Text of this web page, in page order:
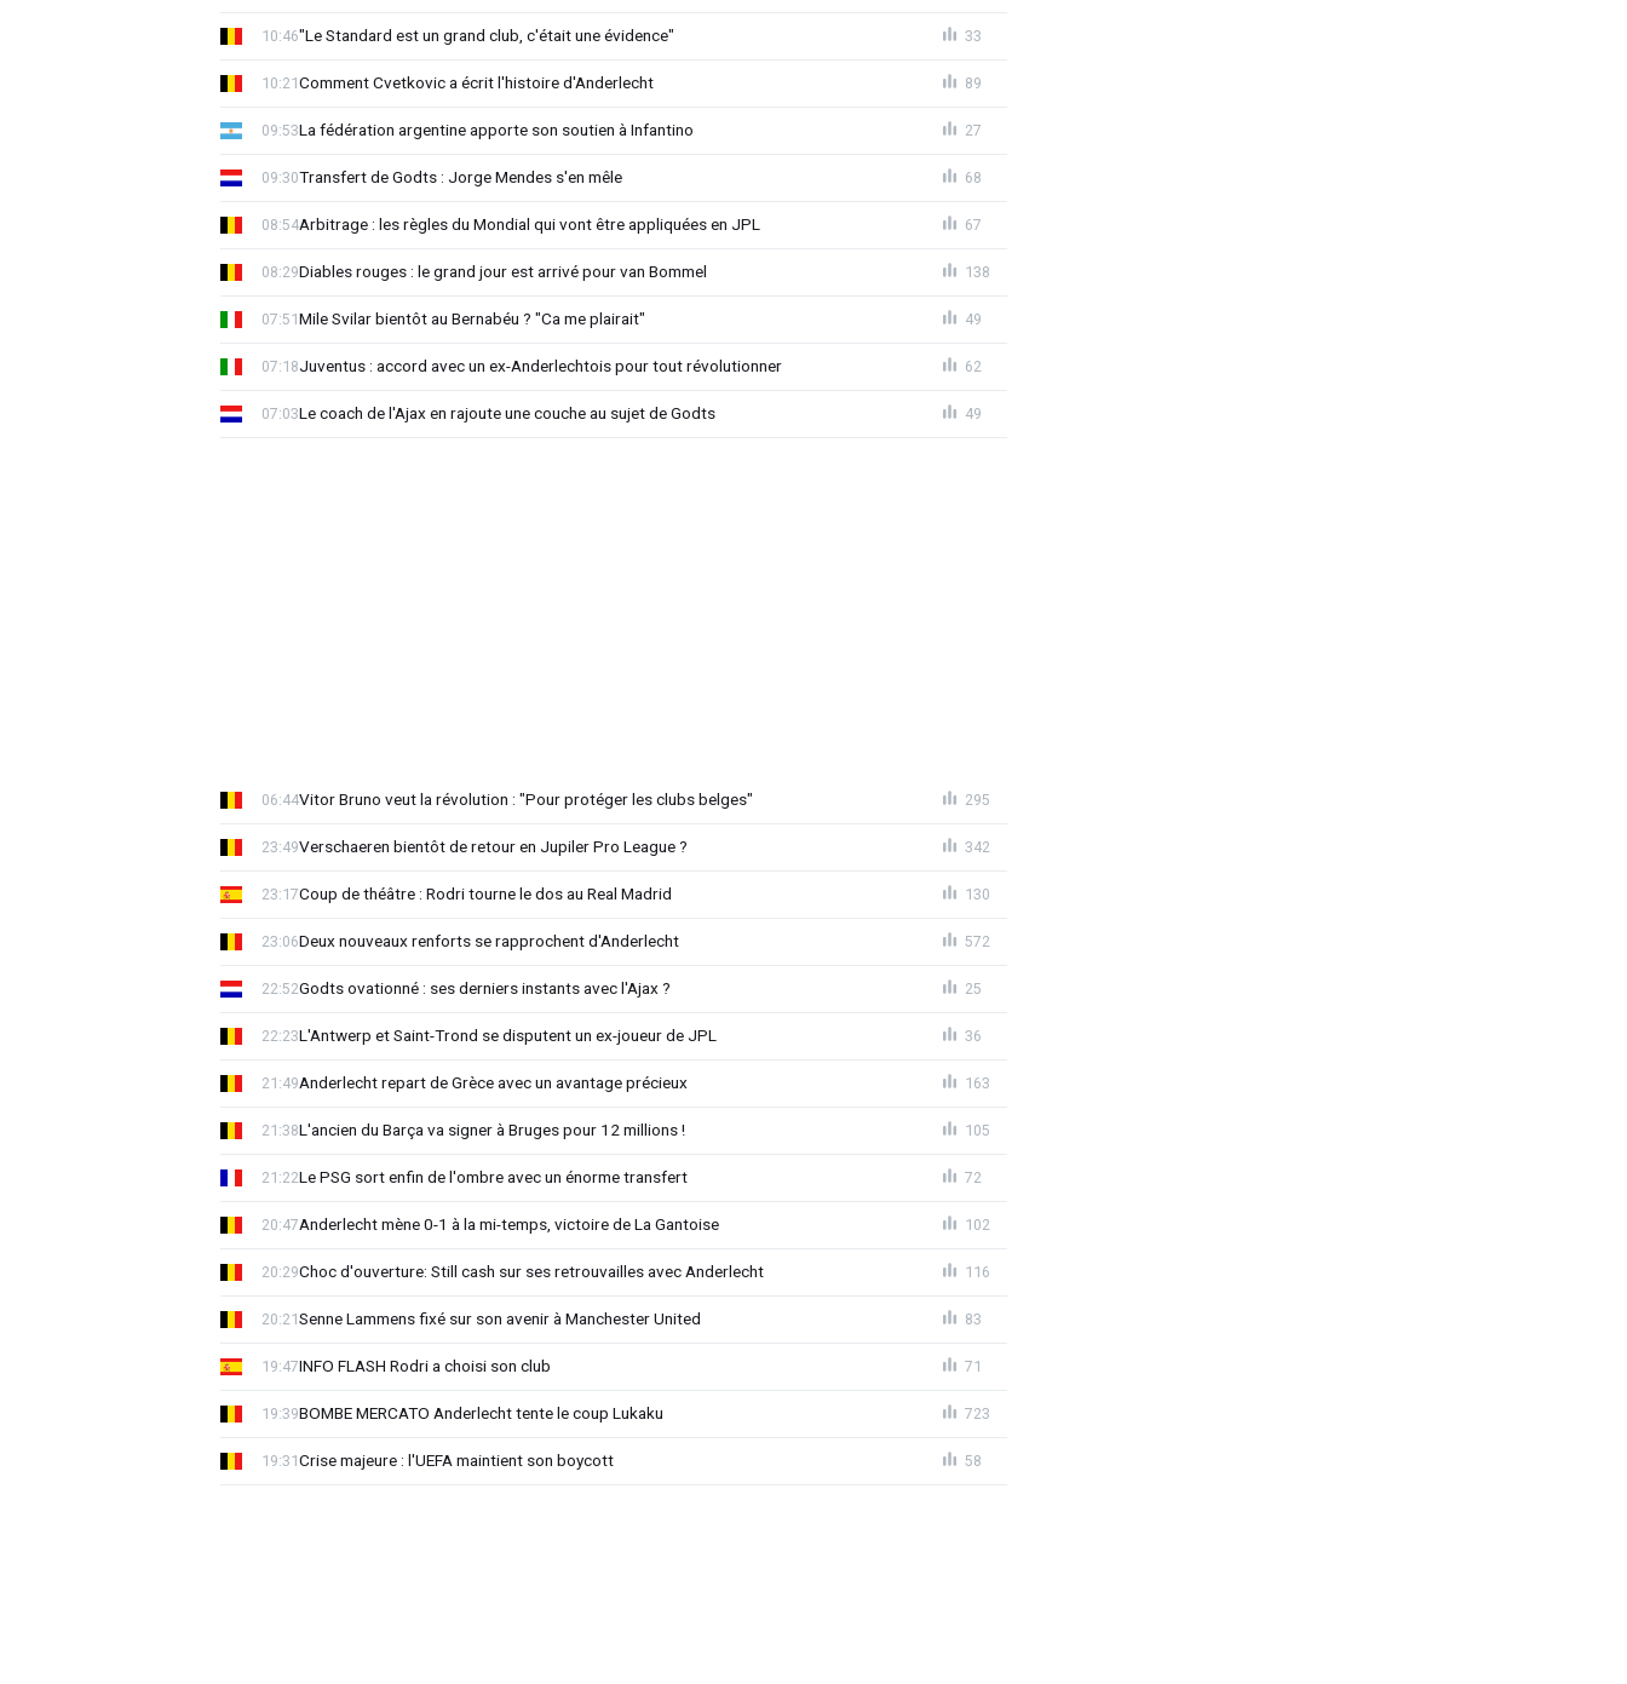
"Le Standard est un grand club, c'était une évidence"
10:46 33
Comment Cvetkovic a écrit l'histoire d'Anderlecht
10:21 89
La fédération argentine apporte son soutien à Infantino
09:53 27
Transfert de Godts : Jorge Mendes s'en mêle
09:30 68
Arbitrage : les règles du Mondial qui vont être appliquées en JPL
08:54 67
Diables rouges : le grand jour est arrivé pour van Bommel
08:29 138
Mile Svilar bientôt au Bernabéu ? "Ca me plairait"
07:51 49
Juventus : accord avec un ex-Anderlechtois pour tout révolutionner
07:18 62
Le coach de l'Ajax en rajoute une couche au sujet de Godts
07:03 49
Vitor Bruno veut la révolution : "Pour protéger les clubs belges"
06:44 295
Verschaeren bientôt de retour en Jupiler Pro League ?
23:49 342
Coup de théâtre : Rodri tourne le dos au Real Madrid
23:17 130
Deux nouveaux renforts se rapprochent d'Anderlecht
23:06 572
Godts ovationné : ses derniers instants avec l'Ajax ?
22:52 25
L'Antwerp et Saint-Trond se disputent un ex-joueur de JPL
22:23 36
Anderlecht repart de Grèce avec un avantage précieux
21:49 163
L'ancien du Barça va signer à Bruges pour 12 millions !
21:38 105
Le PSG sort enfin de l'ombre avec un énorme transfert
21:22 72
Anderlecht mène 0-1 à la mi-temps, victoire de La Gantoise
20:47 102
Choc d'ouverture: Still cash sur ses retrouvailles avec Anderlecht
20:29 116
Senne Lammens fixé sur son avenir à Manchester United
20:21 83
INFO FLASH Rodri a choisi son club
19:47 71
BOMBE MERCATO Anderlecht tente le coup Lukaku
19:39 723
Crise majeure : l'UEFA maintient son boycott
19:31 58